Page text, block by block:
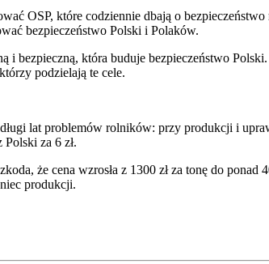
OSP, które codziennie dbają o
bezpieczeństwo Polski i Polaków.
i bezpieczną, która buduje bezpieczeństwo
podzielają te cele.
lat problemów rolników: przy produkcji i
Polski za 6 zł.
że cena wzrosła z 1300 zł za tonę do
produkcji.